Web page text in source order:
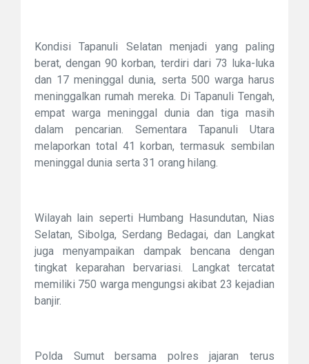
Kondisi Tapanuli Selatan menjadi yang paling
berat, dengan 90 korban, terdiri dari 73 luka-luka
dan 17 meninggal dunia, serta 500 warga harus
meninggalkan rumah mereka. Di Tapanuli Tengah,
empat warga meninggal dunia dan tiga masih
dalam pencarian. Sementara Tapanuli Utara
melaporkan total 41 korban, termasuk sembilan
meninggal dunia serta 31 orang hilang.
Wilayah lain seperti Humbang Hasundutan, Nias
Selatan, Sibolga, Serdang Bedagai, dan Langkat
juga menyampaikan dampak bencana dengan
tingkat keparahan bervariasi. Langkat tercatat
memiliki 750 warga mengungsi akibat 23 kejadian
banjir.
Polda Sumut bersama polres jajaran terus